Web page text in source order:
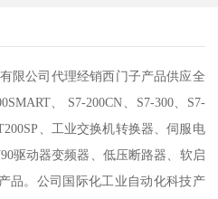
司代理经销西门子产品供应全
、 S7-200CN、S7-300、S7-
、工业交换机转换器、伺服电
驱动器变频器、低压断路器、软启
品。公司国际化工业自动化科技产